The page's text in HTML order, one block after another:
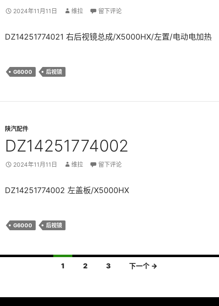
2024年11月11日 维拉 留下评论
DZ14251774021 右后视镜总成/X5000HX/左置/电动电加热
G6000 后视镜
陕汽配件
DZ14251774002
2024年11月11日 维拉 留下评论
DZ14251774002 左盖板/X5000HX
G6000 后视镜
导
1 2 3 下一个 →